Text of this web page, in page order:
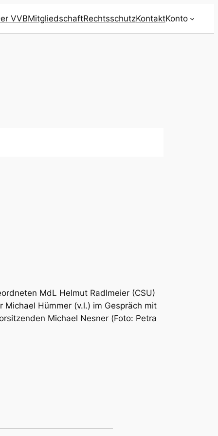
VVBMitgliedschaftRechtsschutzKontaktKonto
MdL Hel­mut Radl­mei­er (CSU)
Hüm­mer (v.l.) im Gespräch mit
Micha­el Nes­ner (Foto: Petra